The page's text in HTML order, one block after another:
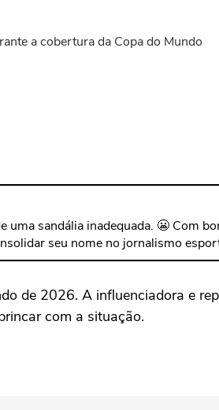
a cobertura da Copa do Mundo
sandália inadequada. 😬 Com
seu nome no jornalismo
de 2026. A influenciadora e
com a situação.